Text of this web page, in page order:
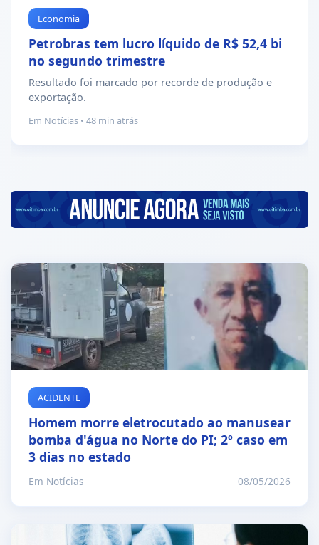
Economia
Petrobras tem lucro líquido de R$ 52,4 bi
no segundo trimestre
Resultado foi marcado por recorde de produção e
exportação.
Em Notícias • 48 min atrás
ACIDENTE
Homem morre eletrocutado ao manusear
bomba d'água no Norte do PI; 2º caso em
3 dias no estado
Em Notícias 08/05/2026